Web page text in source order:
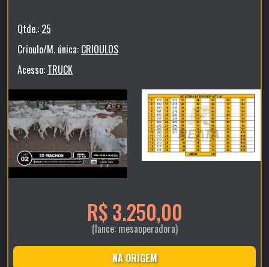
Qtde.: 25
Crioulo/M. única: CRIOULOS
Acesso: TRUCK
R$ 3.250,00
(lance: mesaoperadora)
NA ORIGEM